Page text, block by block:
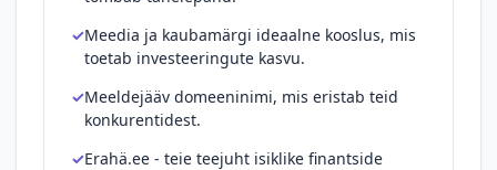
Meedia ja kaubamärgi ideaalne kooslus, mis
toetab investeeringute kasvu.
Meeldejääv domeeninimi, mis eristab teid
konkurentidest.
Erahä.ee - teie teejuht isiklike finantside